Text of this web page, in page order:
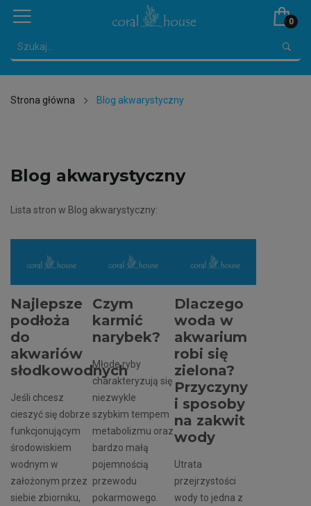
0
Strona główna Blog akwarystyczny
Blog akwarystyczny
Lista stron w Blog akwarystyczny:
Najlepsze
podłoża
do
akwariów
słodkowodnych
Jeśli chcesz
cieszyć się dobrze
funkcjonującym
środowiskiem
wodnym w
założonym przez
siebie zbiorniku,
Czym
karmić
narybek?
Młode ryby
charakteryzują się
niezwykle
szybkim tempem
metabolizmu oraz
bardzo małą
pojemnością
przewodu
pokarmowego.
Dlaczego
woda w
akwarium
robi się
zielona?
Przyczyny
i sposoby
na zakwit
wody
Utrata
przejrzystości
wody to jedna z